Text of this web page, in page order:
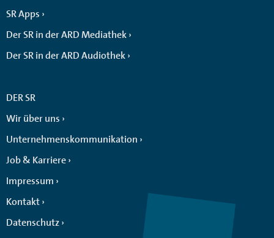
SR Apps
Der SR in der ARD Mediathek
Der SR in der ARD Audiothek
DER SR
Wir über uns
Unternehmenskommunikation
Job & Karriere
Impressum
Kontakt
Datenschutz